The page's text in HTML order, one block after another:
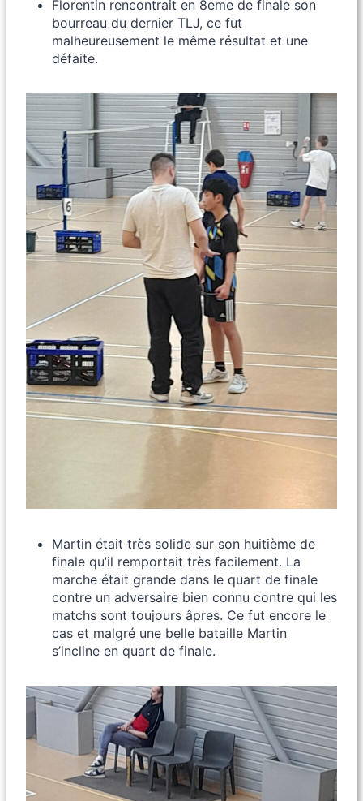
Florentin rencontrait en 8eme de finale son
bourreau du dernier TLJ, ce fut
malheureusement le même résultat et une
défaite.
Martin était très solide sur son huitième de
finale qu’il remportait très facilement. La
marche était grande dans le quart de finale
contre un adversaire bien connu contre qui les
matchs sont toujours âpres. Ce fut encore le
cas et malgré une belle bataille Martin
s’incline en quart de finale.